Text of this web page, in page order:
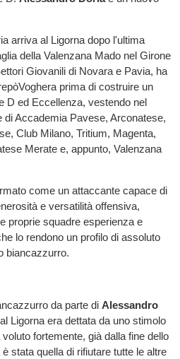
arriva al Ligorna dopo l'ultima
della Valenzana Mado nel Girone
Giovanili di Novara e Pavia, ha
prima di costruire un
D ed Eccellenza, vestendo nel
Accademia Pavese, Arconatese,
Club Milano, Tritium, Magenta,
Merate e, appunto, Valenzana
come un attaccante capace di
e versatilità offensiva,
proprie squadre esperienza e
lo rendono un profilo di assoluto
biancazzurro.
da parte di Alessandro
Ligorna era dettata da uno stimolo
fortemente, già dalla fine dello
stata quella di rifiutare tutte le altre